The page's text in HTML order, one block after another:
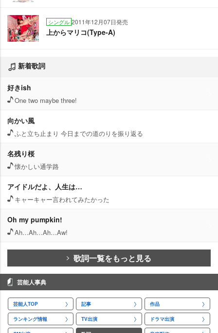
シングル 2011年12月07日発売
上からマリコ(Type-A)
新着歌詞
好きish
One two maybe three!
向かい風
ふと立ち止まり 今日までの道のりを振り返る
名残り桜
懐かしい通学路
アイドルだよ、人生は…
キャーキャー言われてみたかった
Oh my pumpkin!
Ah…Ah…Ah…Aw!
歌詞一覧をもっと見る
芸能人事典
芸能人TOP 記事 作品
ランキング情報 TV出演 ドラマ出演